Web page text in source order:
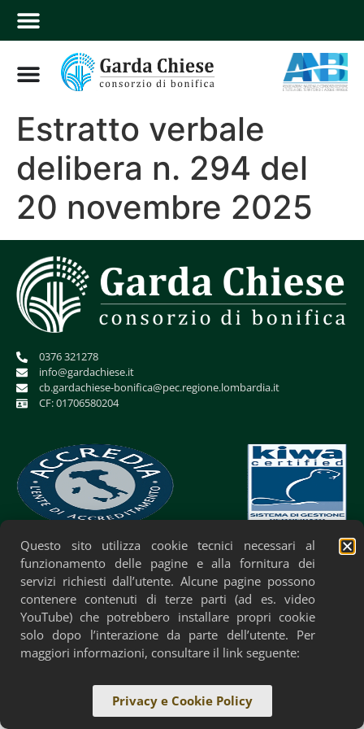
Estratto verbale
delibera n. 294 del
20 novembre 2025
0376 321278
info@gardachiese.it
cb.gardachiese-bonifica@pec.regione.lombardia.it
CF: 01706580204
Privacy Policy Cookie Policy Accessibilità
Questo sito utilizza cookie tecnici necessari al
funzionamento delle pagine e alla fornitura dei
servizi richiesti dall’utente. Alcune pagine possono
contenere contenuti di terze parti (ad es. video
YouTube) che potrebbero installare propri cookie
solo dopo l’interazione da parte dell’utente. Per
maggiori informazioni, consultare il link seguente:
Privacy e Cookie Policy